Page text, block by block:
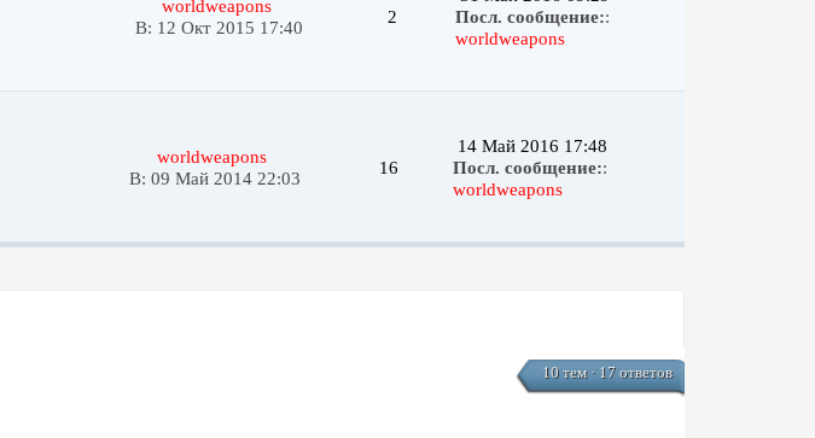
worldweapons
В: 12 Окт 2015 17:40
2
Посл. сообщение::
worldweapons
worldweapons
В: 09 Май 2014 22:03
16
14 Май 2016 17:48
Посл. сообщение::
worldweapons
10 тем · 17 ответов